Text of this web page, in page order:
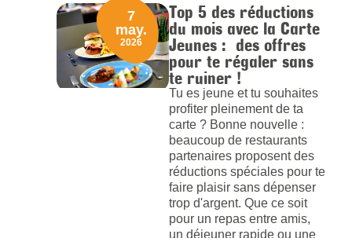
Top 5 des réductions
du mois avec la Carte
Jeunes : des offres
pour te régaler sans
te ruiner !
Tu es jeune et tu souhaites
profiter pleinement de ta
carte ? Bonne nouvelle :
beaucoup de restaurants
partenaires proposent des
réductions spéciales pour te
faire plaisir sans dépenser
trop d'argent. Que ce soit
pour un repas entre amis,
un déjeuner rapide ou une
7
may.
2026